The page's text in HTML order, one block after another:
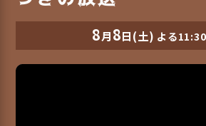
8月8日(土) よる